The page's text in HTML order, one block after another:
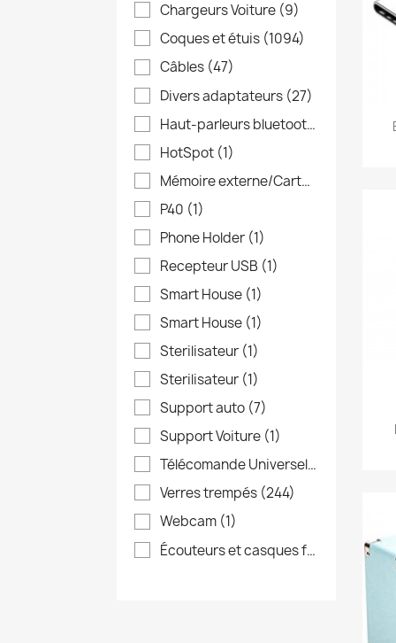
Chargeurs Voiture (9)
Coques et étuis (1094)
Câbles (47)
Divers adaptateurs (27)
Haut-parleurs bluetooth
HotSpot (1)
Mémoire externe/Cartes microSD
P40 (1)
Phone Holder (1)
Recepteur USB (1)
Smart House (1)
Smart House (1)
Sterilisateur (1)
Sterilisateur (1)
Support auto (7)
Support Voiture (1)
Télécomande Universel(1)
Verres trempés (244)
Webcam (1)
Écouteurs et casques filaires/bluetooth